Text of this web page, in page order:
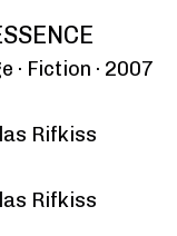
· Fiction · 2007
Rifkiss
Rifkiss